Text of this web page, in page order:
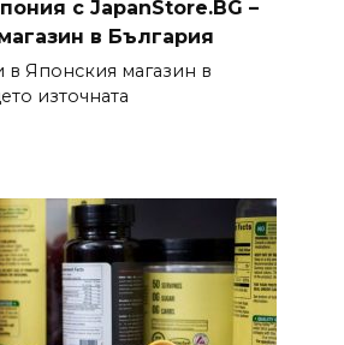
с JapanStore.BG –
в България
Японския магазин в
източната